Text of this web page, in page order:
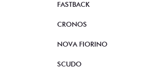
FASTBACK
CRONOS
NOVA FIORINO
SCUDO